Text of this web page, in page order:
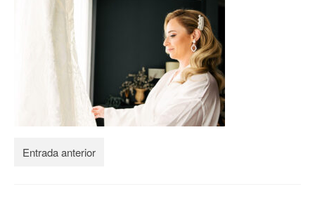
SEMANA SANTA
BLOG
SOBRE LM
CONTACTO
Entrada anterior